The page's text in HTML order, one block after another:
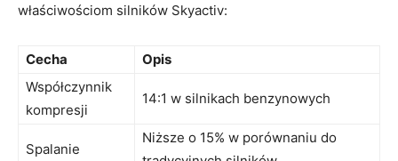
właściwościom ⁢silników Skyactiv:
Cecha
Opis
Współczynnik
kompresji
14:1 w silnikach benzynowych
Spalanie
Niższe⁣ o 15% w porównaniu do